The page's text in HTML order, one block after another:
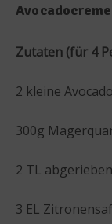
Zutaten (für 4
2 kleine
300g
2 TL
3 EL